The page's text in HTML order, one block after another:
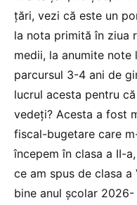
țări, vezi că este un
la nota primită în ziua
medii, la anumite
parcursul 3-4 ani de
lucrul acesta pentru
vedeți? Acesta a fost
fiscal-bugetare care
începem în clasa a II-
ce am spus de clasa a
bine anul școlar